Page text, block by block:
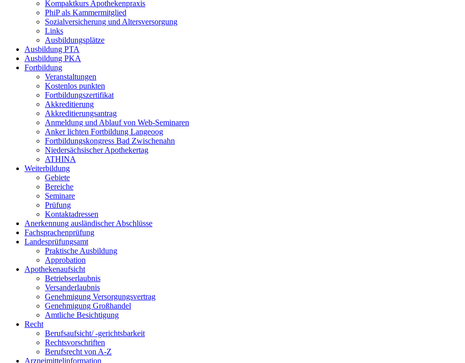
Kompaktkurs Apothekenpraxis
PhiP als Kammermitglied
Sozialversicherung und Altersversorgung
Links
Ausbildungsplätze
Ausbildung PTA
Ausbildung PKA
Fortbildung
Veranstaltungen
Kostenlos punkten
Fortbildungszertifikat
Akkreditierung
Akkreditierungsantrag
Anmeldung und Ablauf von Web-Seminaren
Anker lichten Fortbildung Langeoog
Fortbildungskongress Bad Zwischenahn
Niedersächsischer Apothekertag
ATHINA
Weiterbildung
Gebiete
Bereiche
Seminare
Prüfung
Kontaktadressen
Anerkennung ausländischer Abschlüsse
Fachsprachenprüfung
Landesprüfungsamt
Praktische Ausbildung
Approbation
Apothekenaufsicht
Betriebserlaubnis
Versanderlaubnis
Genehmigung Versorgungsvertrag
Genehmigung Großhandel
Amtliche Besichtigung
Recht
Berufsaufsicht/ -gerichtsbarkeit
Rechtsvorschriften
Berufsrecht von A-Z
Arzneimittelinformation